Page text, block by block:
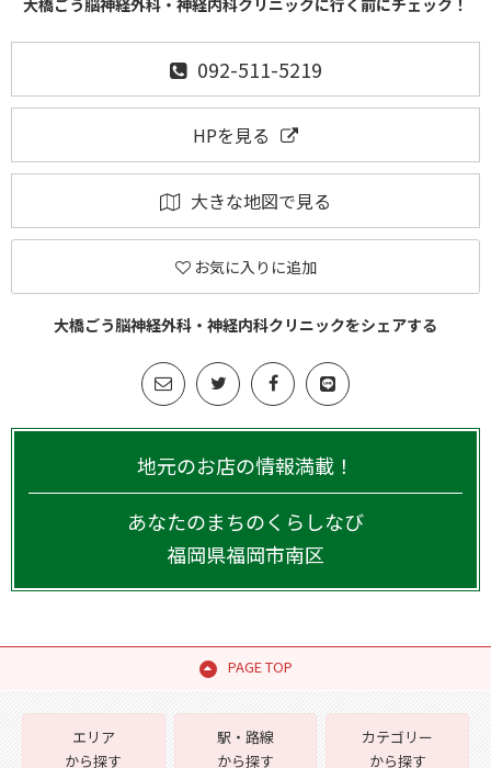
大橋ごう脳神経外科・神経内科クリニックに行く前にチェック！
092-511-5219
HPを見る
大きな地図で見る
お気に入りに追加
大橋ごう脳神経外科・神経内科クリニックをシェアする
地元のお店の情報満載！
あなたのまちのくらしなび
福岡県福岡市南区
PAGE TOP
エリア
から探す
駅・路線
から探す
カテゴリー
から探す